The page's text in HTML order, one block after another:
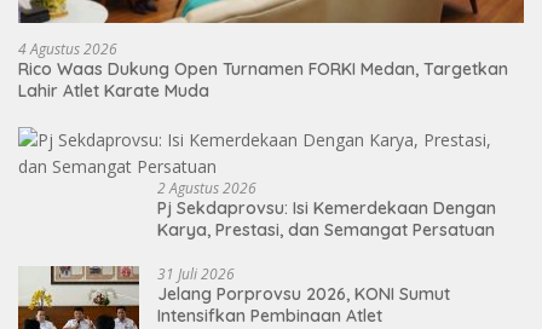
4 Agustus 2026
Rico Waas Dukung Open Turnamen FORKI Medan, Targetkan
Lahir Atlet Karate Muda
2 Agustus 2026
Pj Sekdaprovsu: Isi Kemerdekaan Dengan
Karya, Prestasi, dan Semangat Persatuan
31 Juli 2026
Jelang Porprovsu 2026, KONI Sumut
Intensifkan Pembinaan Atlet